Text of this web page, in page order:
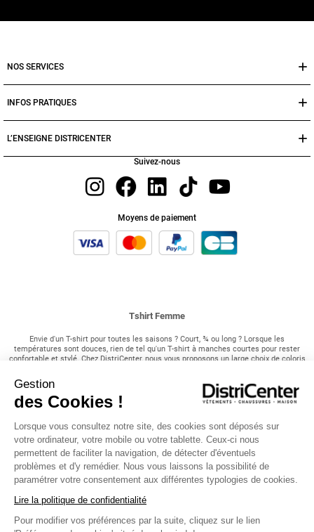
Gestion
des Cookies !
Lorsque vous consultez notre site, des cookies sont déposés sur
votre ordinateur, votre mobile ou votre tablette. Ceux-ci nous
permettent de faciliter la navigation, de détecter d'éventuels
problèmes et d'y remédier. Nous vous laissons la possibilité de
paramétrer votre consentement aux différentes typologies de cookies.
Lire la politique de confidentialité
Pour modifier vos préférences par la suite, cliquez sur le lien
Tshirt Femme
Envie d'un T-shirt pour toutes les saisons ? Court, ¾ ou long ? Lorsque les
températures sont douces, rien de tel qu'un T-shirt à manches courtes pour rester
confortable et stylé. Chez DistriCenter, nous vous proposons un large choix de coloris
envies ! Associé à un pantalon fluide ou un short, le T-shirt est l'option idéale pour
profiter pleinement du soleil et rester au frais pendant les journées estivales.
Pour les saisons intermédiaires, où les températures sont plus fraîches mais pas
encore hivernales, optez pour nos T-shirts à manches ¾. Disponibles dans un large
choix de motifs, de couleurs et de styles, ils ajoutent une touche de style à votre
tenue tout en vous offrant un peu plus de chaleur. Parfaits pour les journées
automnales ou les soirées fraîches d'été, ces T-shirts sont polyvalents et faciles à
assortir avec différents vêtements. Enfin, lorsque l'hiver s'installe et que le froid se
Porté sous un manteau pour vos sorties en extérieur ou sous un pull confortable pour
de votre garde-robe hivernale ! Avec notre sélection variée de modèles, vous trouverez
NOS SERVICES
INFOS PRATIQUES
L’ENSEIGNE DISTRICENTER
Suivez-nous
Moyens de paiement